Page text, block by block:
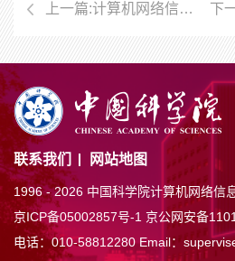
“国际互联网名人堂”。2015年，
彰全球互联网相关领域作出杰出
榜样引领作用，激励各方推动互
建网络空间命运共同体，让更多
展成果。
上一篇:计算机网络信息中心召开2025年度冬季战略研讨会 谋划“十五五”发展新篇章
联系我们 网站地图
1996 -2026 中国科学院计算机网络信
京ICP备05002857号-1 京公网安备
电话：010-58812280 Email：